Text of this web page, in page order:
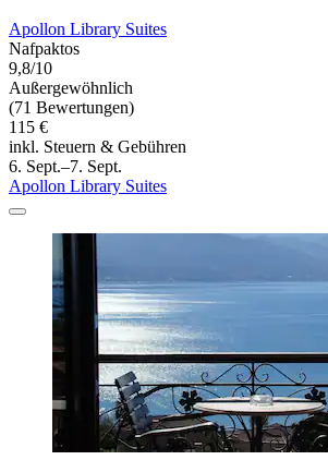
Apollon Library Suites
Nafpaktos
9,8/10
Außergewöhnlich
(71 Bewertungen)
115 €
inkl. Steuern & Gebühren
6. Sept.–7. Sept.
Apollon Library Suites